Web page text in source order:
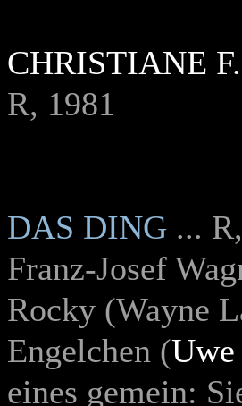
CHRISTIANE
R, 1981
DAS DING ...
Franz-Josef
Rocky (Wayne
Engelchen (Uwe
eines gemein: